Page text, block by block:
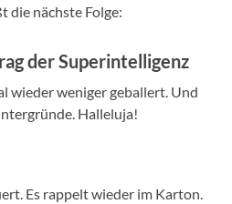
die nächste Folge:
der Superintelligenz
wieder weniger geballert. Und
Halleluja!
Es rappelt wieder im Karton.